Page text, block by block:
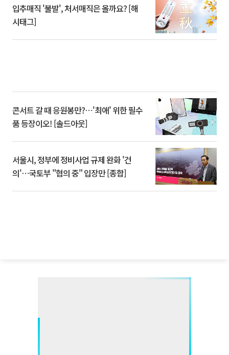
입추매직 '불발', 처서매직은 올까요? [해
시태그]
콘서트 갈 때 응원봉만?⋯'최애' 위한 필수
품 등장이오! [솔드아웃]
서울시, 정부에 정비사업 규제 완화 '건
의'⋯국토부 "협의 중" 입장만 [종합]